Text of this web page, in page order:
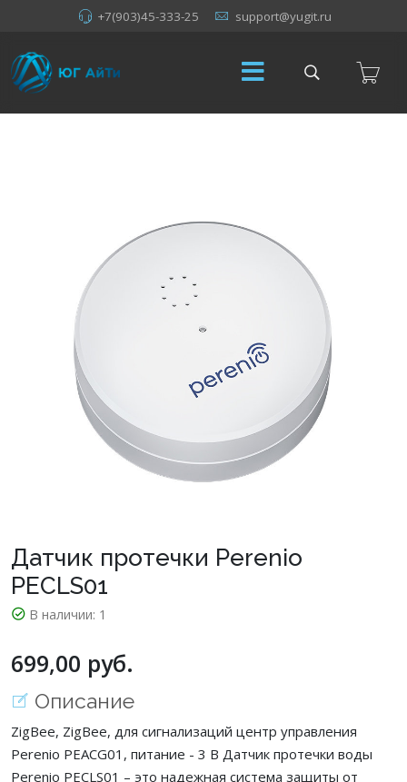
+7(903)45-333-25 support@yugit.ru
Датчик протечки Perenio
PECLS01
В наличии: 1
699,00 руб.
Описание
ZigBee, ZigBee, для сигнализаций центр управления
Perenio PEACG01, питание - 3 В Датчик протечки воды
Perenio PECLS01 – это надежная система защиты от